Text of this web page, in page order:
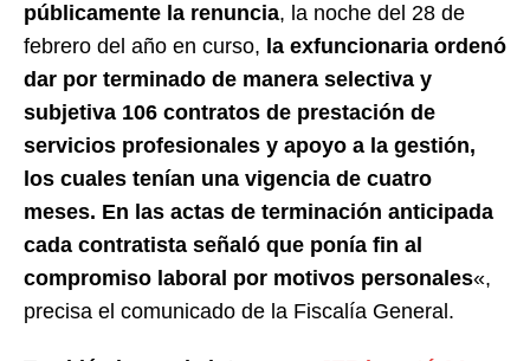
públicamente la renuncia, la noche del 28 de
febrero del año en curso, la exfuncionaria ordenó
dar por terminado de manera selectiva y
subjetiva 106 contratos de prestación de
servicios profesionales y apoyo a la gestión,
los cuales tenían una vigencia de cuatro
meses. En las actas de terminación anticipada
cada contratista señaló que ponía fin al
compromiso laboral por motivos personales«,
precisa el comunicado de la Fiscalía General.